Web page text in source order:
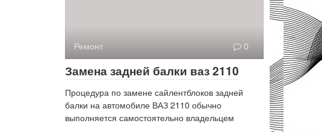
Ремонт 0
Замена задней балки ваз 2110
Процедура по замене сайлентблоков задней
балки на автомобиле ВАЗ 2110 обычно
выполняется самостоятельно владельцем